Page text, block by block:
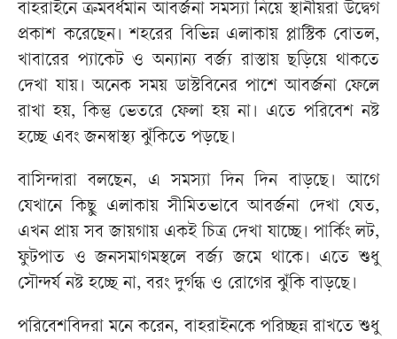
বাহরাইনে ক্রমবর্ধমান আবর্জনা সমস্যা নিয়ে স্থানীয়রা উদ্বেগ
প্রকাশ করেছেন। শহরের বিভিন্ন এলাকায় প্লাস্টিক বোতল,
খাবারের প্যাকেট ও অন্যান্য বর্জ্য রাস্তায় ছড়িয়ে থাকতে
দেখা যায়। অনেক সময় ডাস্টবিনের পাশে আবর্জনা ফেলে
রাখা হয়, কিন্তু ভেতরে ফেলা হয় না। এতে পরিবেশ নষ্ট
হচ্ছে এবং জনস্বাস্থ্য ঝুঁকিতে পড়ছে।
বাসিন্দারা বলছেন, এ সমস্যা দিন দিন বাড়ছে। আগে
যেখানে কিছু এলাকায় সীমিতভাবে আবর্জনা দেখা যেত,
এখন প্রায় সব জায়গায় একই চিত্র দেখা যাচ্ছে। পার্কিং লট,
ফুটপাত ও জনসমাগমস্থলে বর্জ্য জমে থাকে। এতে শুধু
সৌন্দর্য নষ্ট হচ্ছে না, বরং দুর্গন্ধ ও রোগের ঝুঁকি বাড়ছে।
পরিবেশবিদরা মনে করেন, বাহরাইনকে পরিচ্ছন্ন রাখতে শুধু